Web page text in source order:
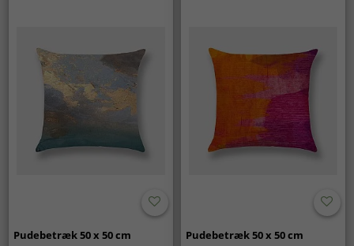
Pudebetræk 50 x 50 cm Pudebetræk 50 x 50 cm